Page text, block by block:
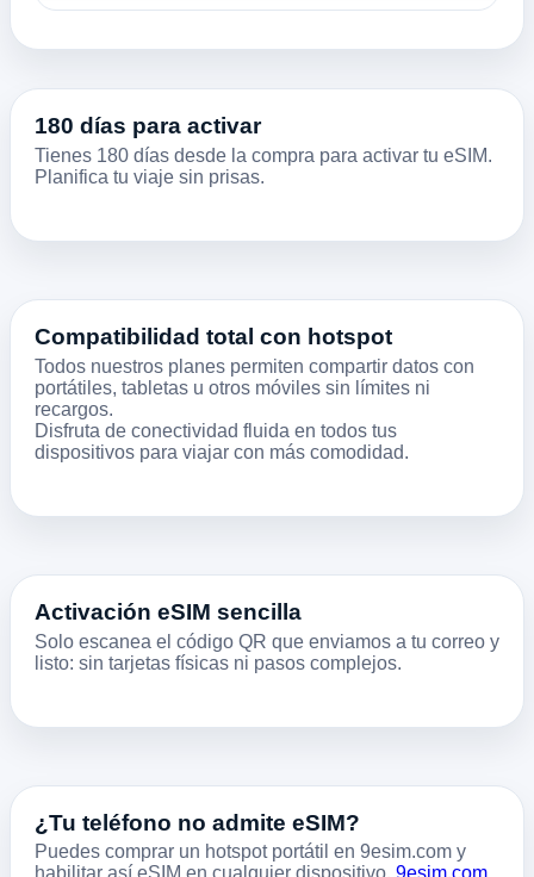
180 días para activar
Tienes 180 días desde la compra para activar tu eSIM.
Planifica tu viaje sin prisas.
Compatibilidad total con hotspot
Todos nuestros planes permiten compartir datos con
portátiles, tabletas u otros móviles sin límites ni
recargos.
Disfruta de conectividad fluida en todos tus
dispositivos para viajar con más comodidad.
Activación eSIM sencilla
Solo escanea el código QR que enviamos a tu correo y
listo: sin tarjetas físicas ni pasos complejos.
¿Tu teléfono no admite eSIM?
Puedes comprar un hotspot portátil en 9esim.com y